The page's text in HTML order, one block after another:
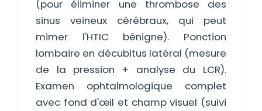
(pour éliminer une thrombose des
sinus veineux cérébraux, qui peut
mimer l'HTIC bénigne). Ponction
lombaire en décubitus latéral (mesure
de la pression + analyse du LCR).
Examen ophtalmologique complet
avec fond d'œil et champ visuel (suivi